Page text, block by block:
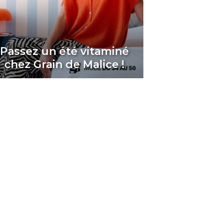
Passez un été vitaminé
chez Grain de Malice !